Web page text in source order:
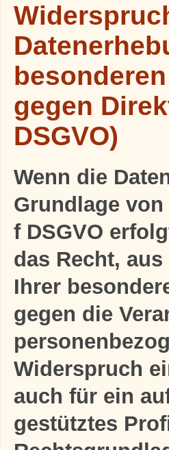
gegen
DSGVO)
Wenn die
Grundlage
f DSGVO
das Recht,
Ihrer
gegen die
Widerspruch
auch für ein
gestütztes